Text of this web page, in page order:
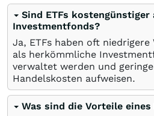
Sind ETFs kostengünstiger
Investmentfonds?
Ja, ETFs haben oft
als herkömmliche
verwaltet werden und
Handelskosten aufweisen.
Was sind die Vorteile eines